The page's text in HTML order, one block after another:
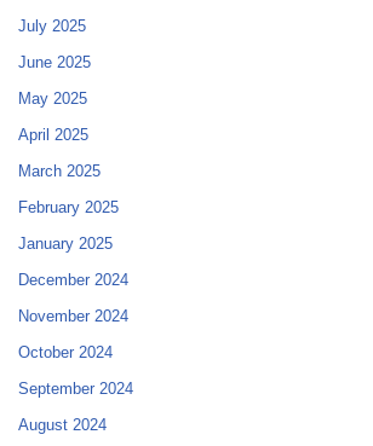
July 2025
June 2025
May 2025
April 2025
March 2025
February 2025
January 2025
December 2024
November 2024
October 2024
September 2024
August 2024